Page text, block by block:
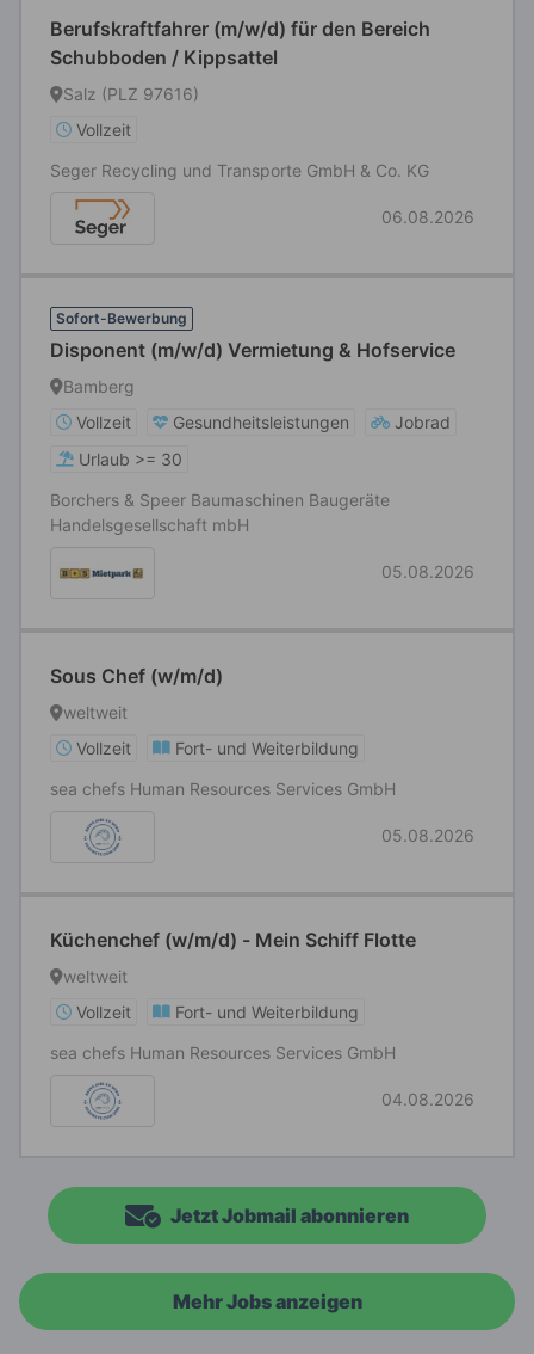
Berufskraftfahrer (m/w/d) für den Bereich
Schubboden / Kippsattel
Salz (PLZ 97616)
Vollzeit
Seger Recycling und Transporte GmbH & Co. KG
06.08.2026
Sofort-Bewerbung
Disponent (m/w/d) Vermietung & Hofservice
Bamberg
Vollzeit
Gesundheitsleistungen
Jobrad
Urlaub >= 30
Borchers & Speer Baumaschinen Baugeräte
Handelsgesellschaft mbH
05.08.2026
Sous Chef (w/m/d)
weltweit
Vollzeit
Fort- und Weiterbildung
sea chefs Human Resources Services GmbH
05.08.2026
Küchenchef (w/m/d) - Mein Schiff Flotte
weltweit
Vollzeit
Fort- und Weiterbildung
sea chefs Human Resources Services GmbH
04.08.2026
Jetzt Jobmail abonnieren
Mehr Jobs anzeigen